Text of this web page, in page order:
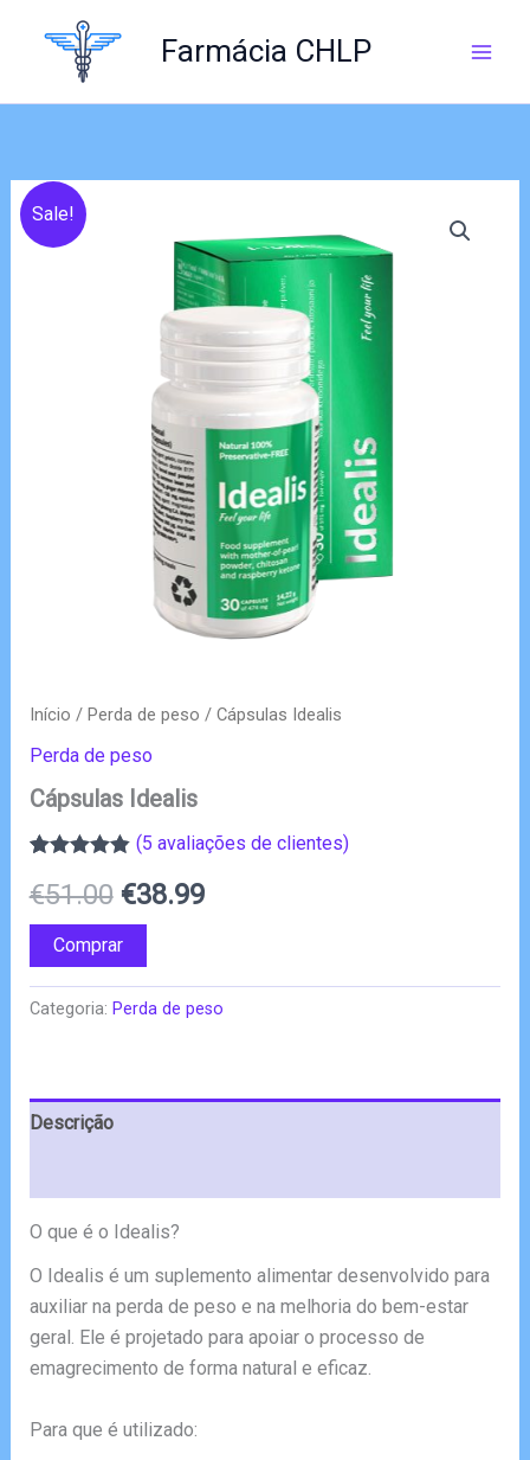
Farmácia CHLP
Sale!
Início / Perda de peso / Cápsulas Idealis
Perda de peso
Cápsulas Idealis
com4.80em
5 com base
em
classificações
de clientes
(5 avaliações de clientes)
€51.00 O
preço
original
€38.99O
atual
Comprar
Categoria: Perda de peso
Descrição
O que é o Idealis?
O Idealis é um suplemento alimentar desenvolvido para
auxiliar na perda de peso e na melhoria do bem-estar
geral. Ele é projetado para apoiar o processo de
emagrecimento de forma natural e eficaz.
Para que é utilizado: